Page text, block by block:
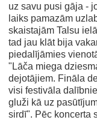
uz savu pusi gāja -
laiks pamazām
skaistajām Talsu
tad jau klāt bija
piedalījāmies
"Lāča miega
dejotājiem. Fināla
visi festivāla
gluži kā uz
sirdī". Pēc koncerta